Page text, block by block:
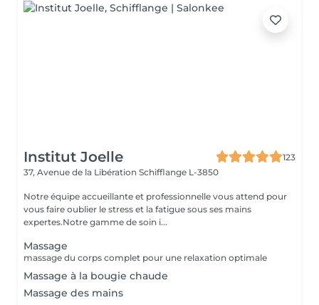
Institut Joelle
123
37, Avenue de la Libération Schifflange L-3850
Notre équipe accueillante et professionnelle vous attend pour
vous faire oublier le stress et la fatigue sous ses mains
expertes.Notre gamme de soin i...
Massage
massage du corps complet pour une relaxation optimale
Massage à la bougie chaude
Massage des mains